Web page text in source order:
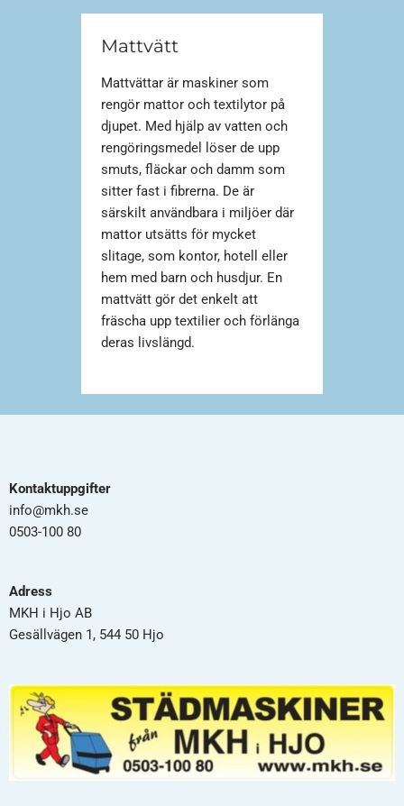
Mattvätt
Mattvättar är maskiner som
rengör mattor och textilytor på
djupet. Med hjälp av vatten och
rengöringsmedel löser de upp
smuts, fläckar och damm som
sitter fast i fibrerna. De är
särskilt användbara i miljöer där
mattor utsätts för mycket
slitage, som kontor, hotell eller
hem med barn och husdjur. En
mattvätt gör det enkelt att
fräscha upp textilier och förlänga
deras livslängd.
Kontaktuppgifter
info@mkh.se
0503-100 80
Adress
MKH i Hjo AB
Gesällvägen 1, 544 50 Hjo